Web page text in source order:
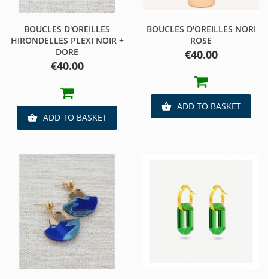
BOUCLES D'OREILLES
HIRONDELLES PLEXI NOIR +
DORE
Price
€40.00
 ADD TO BASKET
BOUCLES D'OREILLES NORI
ROSE
Price
€40.00
 ADD TO BASKET